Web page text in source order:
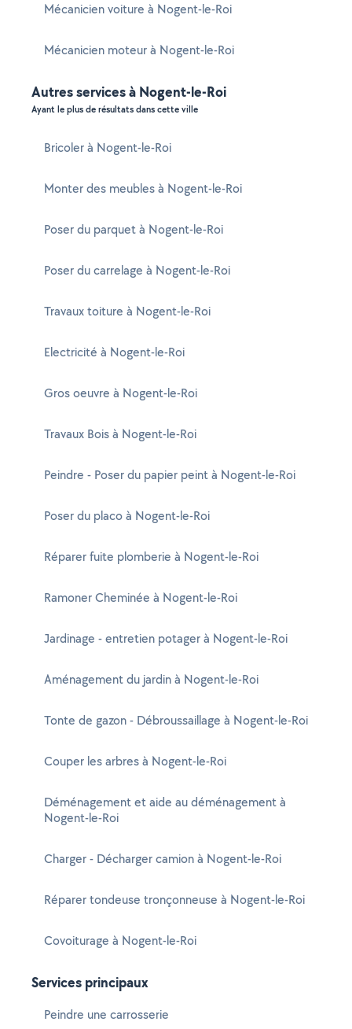
Mécanicien voiture à Nogent-le-Roi
Mécanicien moteur à Nogent-le-Roi
Autres services à Nogent-le-Roi
Ayant le plus de résultats dans cette ville
Bricoler à Nogent-le-Roi
Monter des meubles à Nogent-le-Roi
Poser du parquet à Nogent-le-Roi
Poser du carrelage à Nogent-le-Roi
Travaux toiture à Nogent-le-Roi
Electricité à Nogent-le-Roi
Gros oeuvre à Nogent-le-Roi
Travaux Bois à Nogent-le-Roi
Peindre - Poser du papier peint à Nogent-le-Roi
Poser du placo à Nogent-le-Roi
Réparer fuite plomberie à Nogent-le-Roi
Ramoner Cheminée à Nogent-le-Roi
Jardinage - entretien potager à Nogent-le-Roi
Aménagement du jardin à Nogent-le-Roi
Tonte de gazon - Débroussaillage à Nogent-le-Roi
Couper les arbres à Nogent-le-Roi
Déménagement et aide au déménagement à
Nogent-le-Roi
Charger - Décharger camion à Nogent-le-Roi
Réparer tondeuse tronçonneuse à Nogent-le-Roi
Covoiturage à Nogent-le-Roi
Services principaux
Peindre une carrosserie